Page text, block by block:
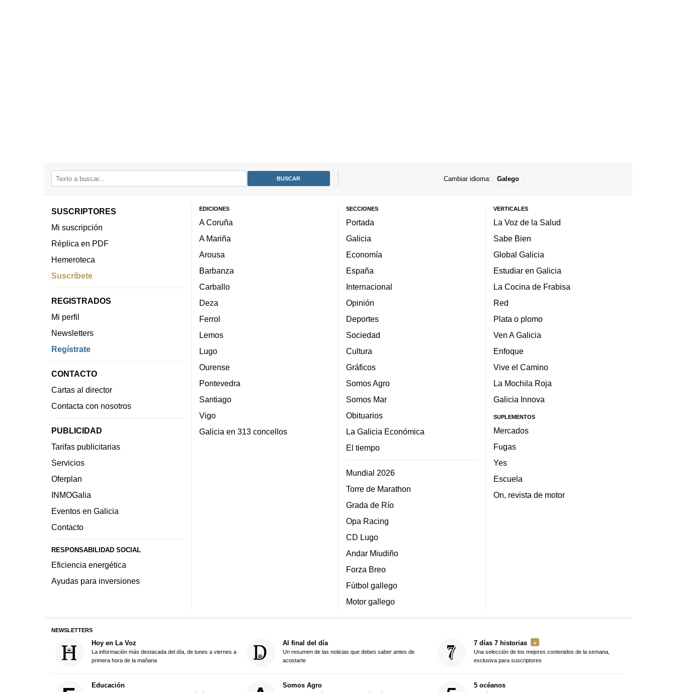
Cambiar idioma: Galego
SUSCRIPTORES
Mi suscripción
Réplica en PDF
Hemeroteca
Suscríbete
REGISTRADOS
Mi perfil
Newsletters
Regístrate
CONTACTO
Cartas al director
Contacta con nosotros
PUBLICIDAD
Tarifas publicitarias
Servicios
Oferplan
INMOGalia
Eventos en Galicia
Contacto
RESPONSABILIDAD SOCIAL
Eficiencia energética
Ayudas para inversiones
EDICIONES
A Coruña
A Mariña
Arousa
Barbanza
Carballo
Deza
Ferrol
Lemos
Lugo
Ourense
Pontevedra
Santiago
Vigo
Galicia en 313 concellos
SECCIONES
Portada
Galicia
Economía
España
Internacional
Opinión
Deportes
Sociedad
Cultura
Gráficos
Somos Agro
Somos Mar
Obituarios
La Galicia Económica
El tiempo
Mundial 2026
Torre de Marathon
Grada de Río
Opa Racing
CD Lugo
Andar Miudiño
Forza Breo
Fútbol gallego
Motor gallego
VERTICALES
La Voz de la Salud
Sabe Bien
Global Galicia
Estudiar en Galicia
La Cocina de Frabisa
Red
Plata o plomo
Ven A Galicia
Enfoque
Vive el Camino
La Mochila Roja
Galicia Innova
SUPLEMENTOS
Mercados
Fugas
Yes
Escuela
On, revista de motor
NEWSLETTERS
Hoy en La Voz
La información más destacada del día, de lunes a viernes a
primera hora de la mañana
Al final del día
Un resumen de las noticias que debes saber antes de
acostarte
7 días 7 historias
Una selección de los mejores contenidos de la semana,
exclusiva para suscriptores
Educación Somos Agro 5 océanos